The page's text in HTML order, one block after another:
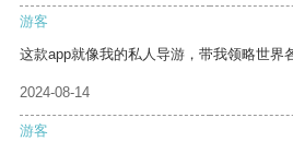
游客
这款app就像我的私人导游，带我领略世界
2024-08-14
游客